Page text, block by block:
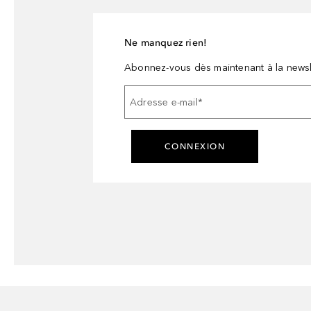
Ne manquez rien!
Abonnez-vous dès maintenant à la
Adresse e-mail *
CONNEXION